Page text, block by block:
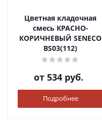
Цветная кладочная
смесь КРАСНО-
КОРИЧНЕВЫЙ SENECO
BS03(112)
от 534 руб.
Подробнее